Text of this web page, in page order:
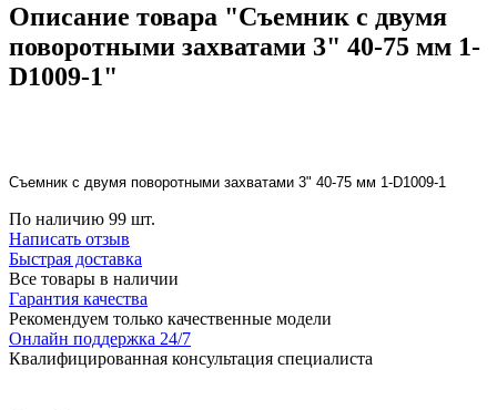
Описание товара "Съемник с двумя
поворотными захватами 3" 40-75 мм 1-
D1009-1"
Съемник с двумя поворотными захватами 3" 40-75 мм 1-D1009-1
По наличию 99 шт.
Написать отзыв
Быстрая доставка
Все товары в наличии
Гарантия качества
Рекомендуем только качественные модели
Онлайн поддержка 24/7
Квалифицированная консультация специалиста